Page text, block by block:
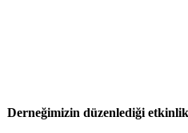
Derneğimizin düzenlediği